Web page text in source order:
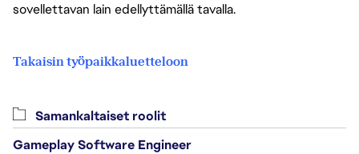
sovellettavan lain edellyttämällä tavalla.
Takaisin työpaikkaluetteloon
Samankaltaiset roolit
Gameplay Software Engineer